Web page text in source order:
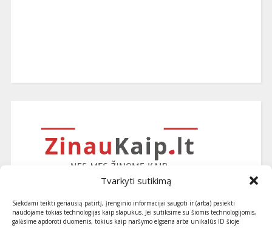
Tvarkyti sutikimą
Siekdami teikti geriausią patirtį, įrenginio informacijai saugoti ir (arba) pasiekti
naudojame tokias technologijas kaip slapukus. Jei sutiksime su šiomis technologijomis,
galėsime apdoroti duomenis, tokius kaip naršymo elgsena arba unikalūs ID šioje